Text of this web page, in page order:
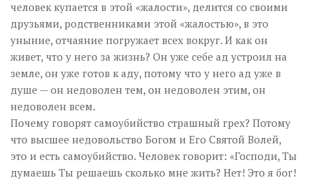
человек купается в этой «жалости», делится со своими
друзьями, родственниками этой «жалостью», в это
уныние, отчаяние погружает всех вокруг. И как он
живет, что у него за жизнь? Он уже себе ад устроил на
земле, он уже готов к аду, потому что у него ад уже в
душе — он недоволен тем, он недоволен этим, он
недоволен всем.
Почему говорят самоубийство страшный грех? Потому
что высшее недовольство Богом и Его Святой Волей,
это и есть самоубийство. Человек говорит: «Господи, Ты
думаешь Ты решаешь сколько мне жить? Нет! Это я бог!